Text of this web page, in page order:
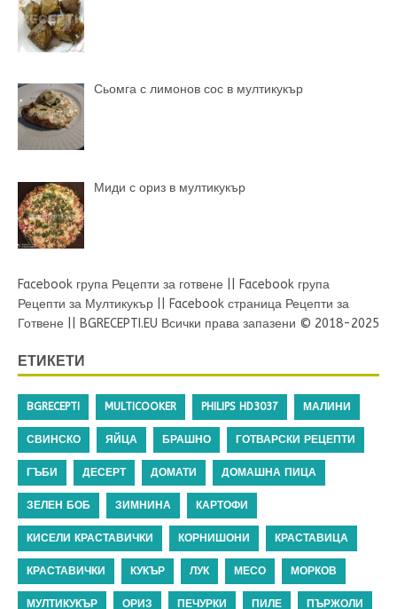
Сьомга с лимонов сос в мултикукър
Миди с ориз в мултикукър
Facebook група Рецепти за готвене
Facebook група
Рецепти за Мултикукър
Facebook страница Рецепти за
Готвене
BGRECEPTI.EU Всички права запазени © 2018-2025
ЕТИКЕТИ
BGRECEPTI MULTICOOKER PHILIPS HD3037 МАЛИНИ
СВИНСКО ЯЙЦА БРАШНО ГОТВАРСКИ РЕЦЕПТИ
ГЪБИ ДЕСЕРТ ДОМАТИ ДОМАШНА ПИЦА
ЗЕЛЕН БОБ ЗИМНИНА КАРТОФИ
КИСЕЛИ КРАСТАВИЧКИ КОРНИШОНИ КРАСТАВИЦА
КРАСТАВИЧКИ КУКЪР ЛУК МЕСО МОРКОВ
МУЛТИКУКЪР ОРИЗ ПЕЧУРКИ ПИЛЕ ПЪРЖОЛИ